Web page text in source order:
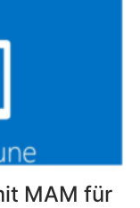
MAM für